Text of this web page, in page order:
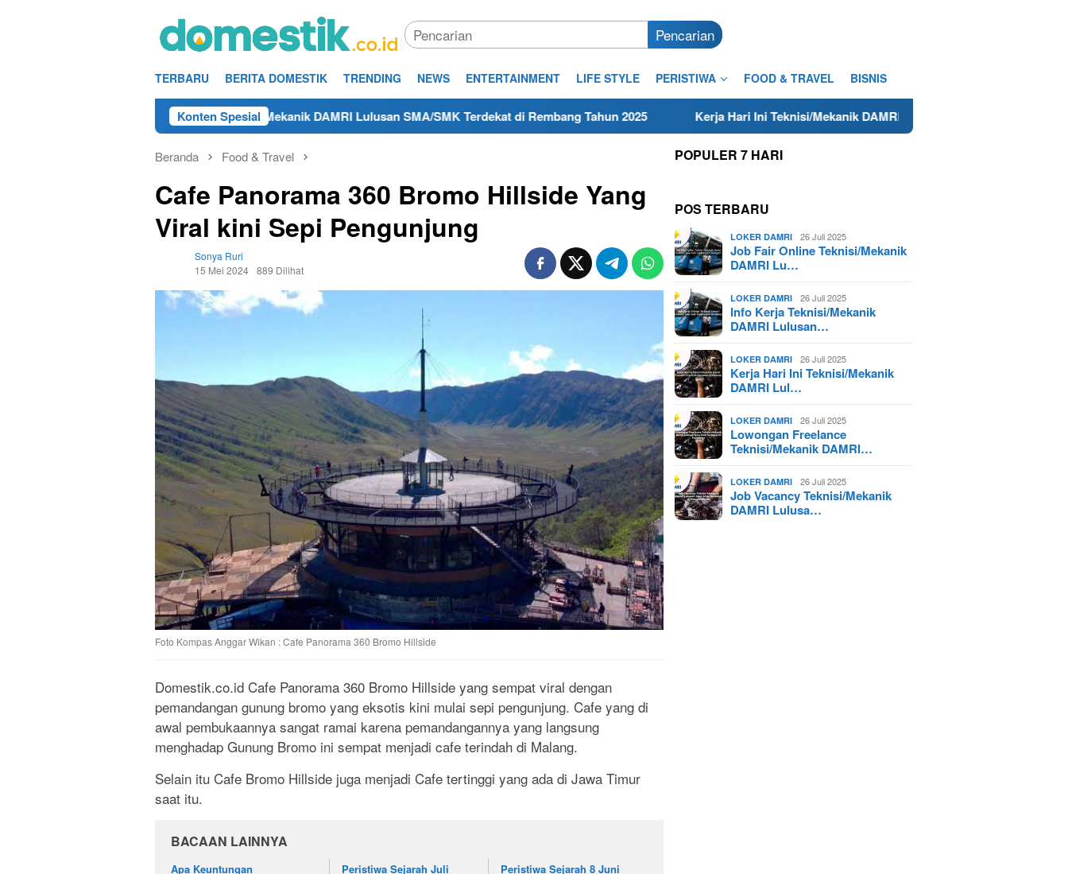
Pencarian
TERBARU BERITA DOMESTIK TRENDING NEWS ENTERTAINMENT LIFE STYLE PERISTIWA FOOD & TRAVEL BISNIS
Konten Spesial
Info Kerja Teknisi/Mekanik DAMRI Lulusan SMA/SMK Terdekat di Rembang Tahun 2025 Kerja Hari Ini Teknisi/Mekanik DAMRI Lulusan SMA/SMK Terdekat di Cilacap
Beranda Food & Travel
Cafe Panorama 360 Bromo Hillside Yang
Viral kini Sepi Pengunjung
Sonya Ruri
15 Mei 2024 889 Dilihat
Foto Kompas Anggar Wikan : Cafe Panorama 360 Bromo Hillside
Domestik.co.id Cafe Panorama 360 Bromo Hillside yang sempat viral dengan
pemandangan gunung bromo yang eksotis kini mulai sepi pengunjung. Cafe yang di
awal pembukaannya sangat ramai karena pemandangannya yang langsung
menghadap Gunung Bromo ini sempat menjadi cafe terindah di Malang.
Selain itu Cafe Bromo Hillside juga menjadi Cafe tertinggi yang ada di Jawa Timur
saat itu.
BACAAN LAINNYA
Apa Keuntungan
Peristiwa Sejarah Juli Peristiwa Sejarah 8 Juni
POPULER 7 HARI
POS TERBARU
LOKER DAMRI 26 Juli 2025
Job Fair Online Teknisi/Mekanik
DAMRI Lu…
LOKER DAMRI 26 Juli 2025
Info Kerja Teknisi/Mekanik
DAMRI Lulusan…
LOKER DAMRI 26 Juli 2025
Kerja Hari Ini Teknisi/Mekanik
DAMRI Lul…
LOKER DAMRI 26 Juli 2025
Lowongan Freelance
Teknisi/Mekanik DAMRI…
LOKER DAMRI 26 Juli 2025
Job Vacancy Teknisi/Mekanik
DAMRI Lulusa…